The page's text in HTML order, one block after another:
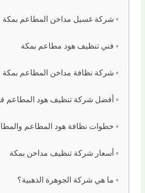
شركة غسيل مداخن المطاعم بمكة
فني تنظيف هود مطاعم بمكة
شركة نظافة مداخن المطاعم بمكة
أفضل شركة تنظيف هود المطاعم
خطوات نظافة هود المطاعم
أسعار شركة تنظيف مداخن بمكة
ما هي شركة الجوهرة الذهبية؟